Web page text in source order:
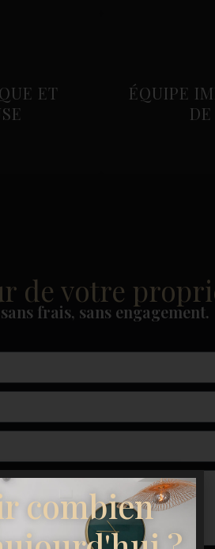
ET
ÉQUIPE
de votre
frais, sans engagement.
combien